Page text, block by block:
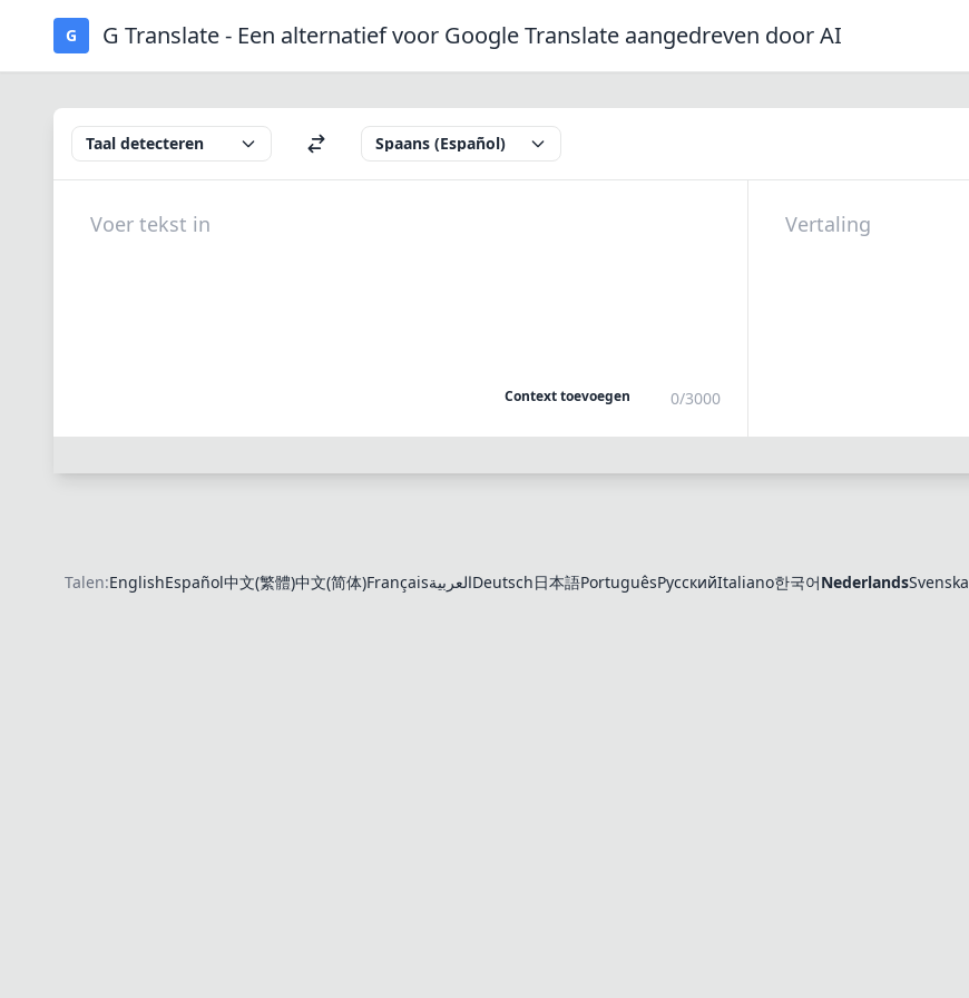
G G Translate - Een alternatief voor Google Translate aangedreven door AI
Taal detecteren Spaans (Español)
Context toevoegen 0/3000
Talen:EnglishEspañol中文(繁體)中文(简体)FrançaisالعربيةDeutsch日本語PortuguêsРусскийItaliano한국어NederlandsSvenska